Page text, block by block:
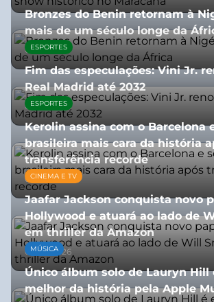
Bronzes do Benin retornam à
mais de um século longe da
08/07/2026
ESPORTES
Fim das especulações: Vini Jr.
Real Madrid até 2032
06/08/2026
ESPORTES
Kerolin assina com o Barcelona
brasileira mais cara da história
transferência recorde
04/08/2026
CINEMA E TV
Jaafar Jackson conquista novo
Hollywood e atuará ao lado de
em thriller da Amazon
06/08/2026
MÚSICA
Único álbum solo de Lauryn Hill
melhor da história pela Apple